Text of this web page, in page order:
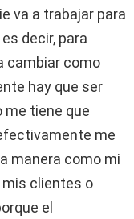
va a trabajar para
decir, para
cambiar como
hay que ser
tiene que
me
manera como mi
clientes o
el